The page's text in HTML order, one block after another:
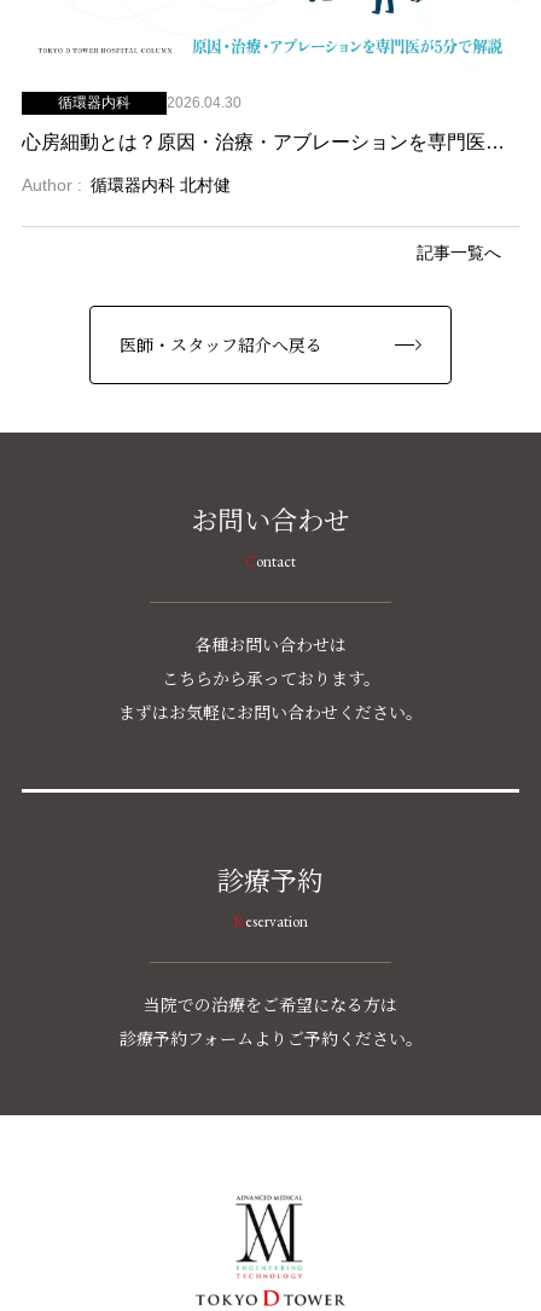
循環器内科 2026.04.30
心房細動とは？原因・治療・アブレーションを専門医が5分で解説
Author : 循環器内科 北村健
記事一覧へ
医師・スタッフ紹介へ戻る
お問い合わせ
Contact
各種お問い合わせは
こちらから承っております。
まずはお気軽にお問い合わせください。
診療予約
Reservation
当院での治療をご希望になる方は
診療予約フォームよりご予約ください。